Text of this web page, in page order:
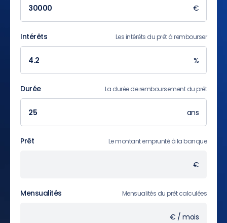
€
Intérêts Les intérêts du prêt à rembourser
%
Durée La durée de remboursement du prêt
ans
Prêt Le montant emprunté à la banque
€
Mensualités Mensualités du prêt calculées
€ / mois